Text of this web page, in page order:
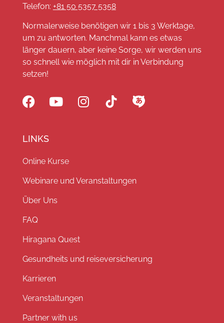
Telefon: +81 50 5357 5358
Normalerweise benötigen wir 1 bis 3 Werktage,
um zu antworten. Manchmal kann es etwas
länger dauern, aber keine Sorge, wir werden uns
so schnell wie möglich mit dir in Verbindung
setzen!
LINKS
Online Kurse
Webinare und Veranstaltungen
Über Uns
FAQ
Hiragana Quest
Gesundheits und reiseversicherung
Karrieren
Veranstaltungen
Partner with us